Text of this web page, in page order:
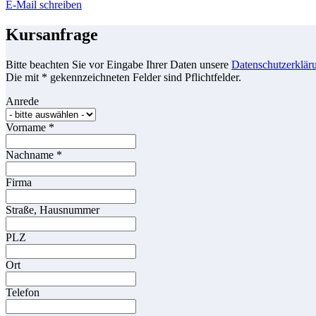
E-Mail schreiben
Kursanfrage
Bitte beachten Sie vor Eingabe Ihrer Daten unsere
Die mit * gekennzeichneten Felder sind Pflichtfelder.
Anrede
Vorname *
Nachname *
Firma
Straße, Hausnummer
PLZ
Ort
Telefon